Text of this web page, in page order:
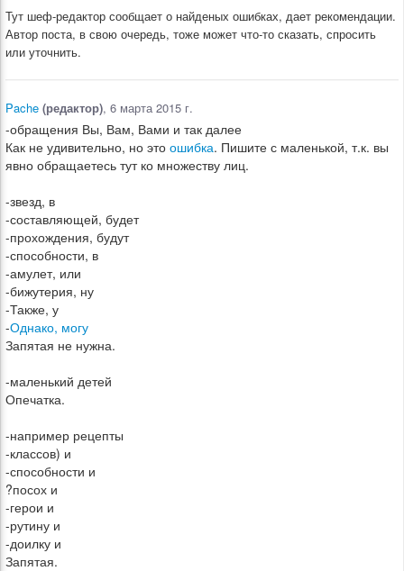
Тут шеф-редактор сообщает о найденых ошибках, дает рекомендации.
Автор поста, в свою очередь, тоже может что-то сказать, спросить
или уточнить.
Pache (редактор), 6 марта 2015 г.
-обращения Вы, Вам, Вами и так далее
Как не удивительно, но это ошибка. Пишите с маленькой, т.к. вы
явно обращаетесь тут ко множеству лиц.
-звезд, в
-составляющей, будет
-прохождения, будут
-способности, в
-амулет, или
-бижутерия, ну
-Также, у
-Однако, могу
Запятая не нужна.
-маленький детей
Опечатка.
-например рецепты
-классов) и
-способности и
?посох и
-герои и
-рутину и
-доилку и
Запятая.